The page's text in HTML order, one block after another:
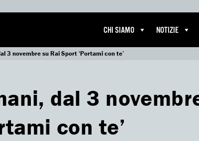
CHI SIAMO NOTIZIE
3 novembre su Rai Sport ‘Portami con te’
dal 3
con te’